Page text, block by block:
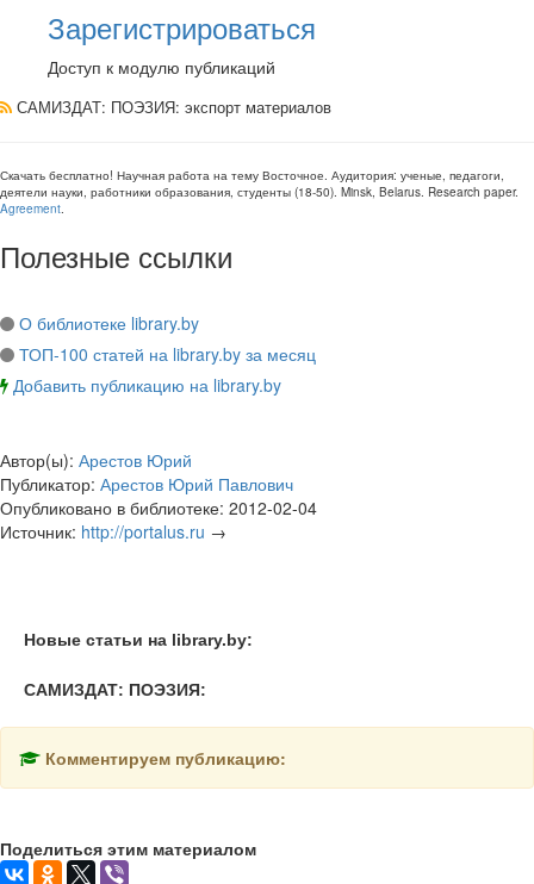
Зарегистрироваться
Доступ к модулю публикаций
САМИЗДАТ: ПОЭЗИЯ: экспорт материалов
Скачать бесплатно! Научная работа на тему Восточное. Аудитория: ученые, педагоги,
деятели науки, работники образования, студенты (18-50). Minsk, Belarus. Research paper.
Agreement.
Полезные ссылки
О библиотеке library.by
ТОП-100 статей на library.by за месяц
Добавить публикацию на library.by
Автор(ы): Арестов Юрий
Публикатор: Арестов Юрий Павлович
Опубликовано в библиотеке: 2012-02-04
Источник: http://portalus.ru →
Новые статьи на library.by:
САМИЗДАТ: ПОЭЗИЯ:
Комментируем публикацию:
Поделиться этим материалом